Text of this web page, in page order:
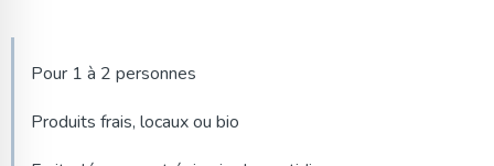
Pour 1 à 2 personnes
Produits frais, locaux ou bio